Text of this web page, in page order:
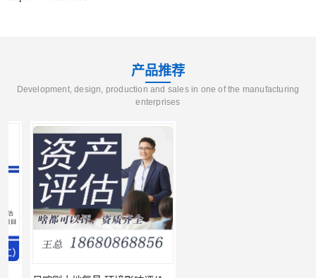
产品推荐
Development, design, production and sales in one of the manufacturing
enterprises